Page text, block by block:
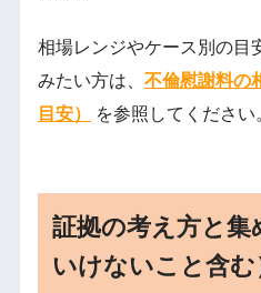
相場レンジやケース別の目
みたい方は、 不倫慰謝料の
目安）
を参照してください
証拠の考え方と集
いけないこと含む